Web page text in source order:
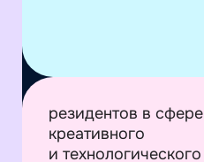
резидентов в сфере
креативного
и технологического